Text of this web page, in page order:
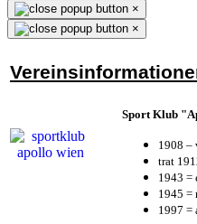
×
×
Sport Klub
1908 –
trat
1943 =
1945 =
1997 =